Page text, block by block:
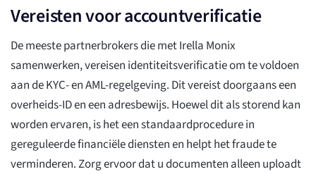
Vereisten voor accountverificatie
De meeste partnerbrokers die met Irella Monix
samenwerken, vereisen identiteitsverificatie om te voldoen
aan de KYC- en AML-regelgeving. Dit vereist doorgaans een
overheids-ID en een adresbewijs. Hoewel dit als storend kan
worden ervaren, is het een standaardprocedure in
gereguleerde financiële diensten en helpt het fraude te
verminderen. Zorg ervoor dat u documenten alleen uploadt